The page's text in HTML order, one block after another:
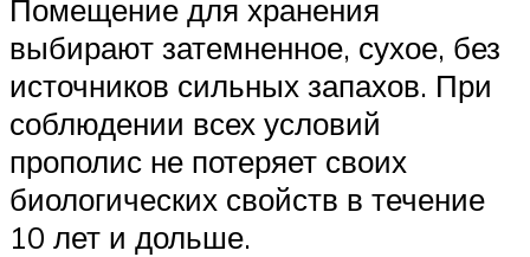
Помещение для хранения
выбирают затемненное, сухое, без
источников сильных запахов. При
соблюдении всех условий
прополис не потеряет своих
биологических свойств в течение
10 лет и дольше.